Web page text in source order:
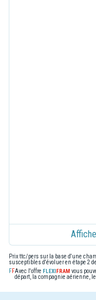
Prix ttc/pers sur la base d'une
susceptibles d'évoluer en étape 2
Avec l'offre
vous
départ, la compagnie aérienne,